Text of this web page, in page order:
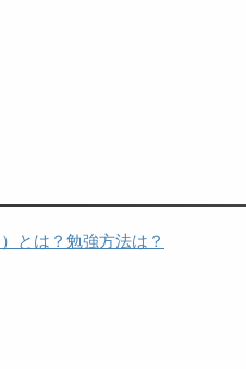
とは？勉強方法は？